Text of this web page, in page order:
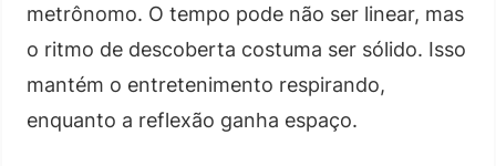
metrônomo. O tempo pode não ser linear, mas
o ritmo de descoberta costuma ser sólido. Isso
mantém o entretenimento respirando,
enquanto a reflexão ganha espaço.